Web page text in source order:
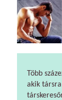
Több
akik